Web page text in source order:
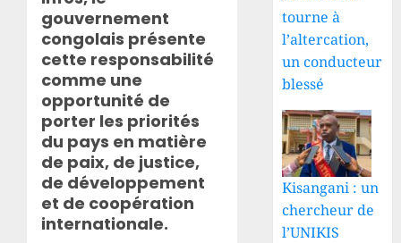
gouvernement
congolais présente
cette responsabilité
comme une
opportunité de
porter les priorités
du pays en matière
de paix, de justice,
de développement
et de coopération
internationale.
tourne à
l’altercation,
un conducteur
blessé
Kisangani : un
chercheur de
l’UNIKIS